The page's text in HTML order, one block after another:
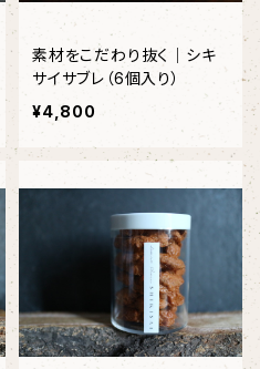
素材をこだわり抜く｜シキ
サイサブレ（6個入り）
¥4,800